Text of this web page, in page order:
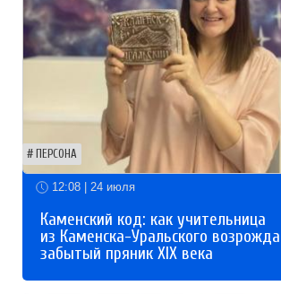
ПЕРСОНА
12:08 | 24 июля
Каменский код: как учительница
из Каменска-Уральского
забытый пряник XIX века